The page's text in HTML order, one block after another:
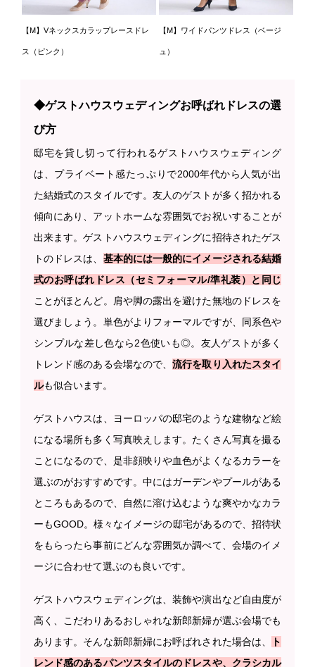
【M】Vネックスカラップレースドレ
ス（ピンク）
【M】ワイドパンツドレス（ベージ
ュ）
◆ゲストハウスウェディングお呼ばれドレスの選
び方
邸宅を貸し切って行われるゲストハウスウェディング
は、プライベート感たっぷりで2000年代から人気が出
た結婚式のスタイルです。友人のゲストが多く招かれる
傾向にあり、アットホームな雰囲気でお祝いすることが
出来ます。ゲストハウスウェディングに招待されたゲス
トのドレスは、 基本的には一般的にイメージされる結婚
式のお呼ばれドレス（セミフォーマル/準礼装）と同じ
ことがほとんど。肩や脚の露出を避けた無地のドレスを
選びましょう。単色がよりフォーマルですが、同系色や
シンプルな差し色なら2色使いも◎。友人ゲストが多く
トレンド感のある会場なので、流行を取り入れたスタイ
ルも似合います。
ゲストハウスは、ヨーロッパの邸宅のような建物など絵
になる場所も多く写真映えします。たくさん写真を撮る
ことになるので、是非顔映りや血色がよくなるカラーを
選ぶのがおすすめです。中にはガーデンやプールがある
ところもあるので、自然に溶け込むような爽やかなカラ
ーもGOOD。様々なイメージの邸宅があるので、招待状
をもらったら事前にどんな雰囲気か調べて、会場のイメ
ージに合わせて選ぶのも良いです。
ゲストハウスウェディングは、装飾や演出など自由度が
高く、こだわりあるおしゃれな新郎新婦が選ぶ会場でも
あります。そんな新郎新婦にお呼ばれされた場合は、
ト
レンド感のあるパンツスタイルのドレスや、クラシカル